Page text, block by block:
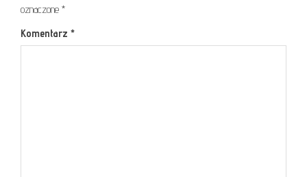
oznaczone *
Komentarz *